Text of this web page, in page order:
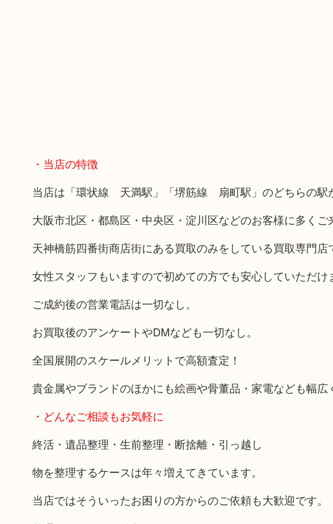
・当店の特徴
当店は「環状線 天満駅」「堺筋線 扇町駅」のどちらの駅
大阪市北区・都島区・中央区・淀川区などのお客様に多くご
天神橋筋四番街商店街にある買取のみをしている買取専門店
女性スタッフもいますので初めての方でも安心していただけ
ご成約後の営業電話は一切なし。
お買取後のアンケートやDMなども一切なし。
全国展開のスケールメリットで高額査定！
貴金属やブランドのほかにも絵画や骨董品・家電なども幅広
・どんなご相談もお気軽に
終活・遺品整理・生前整理・断捨離・引っ越し
物を整理するケースは年々増えてきています。
当店ではそういったお困りの方からのご依頼も大歓迎です。